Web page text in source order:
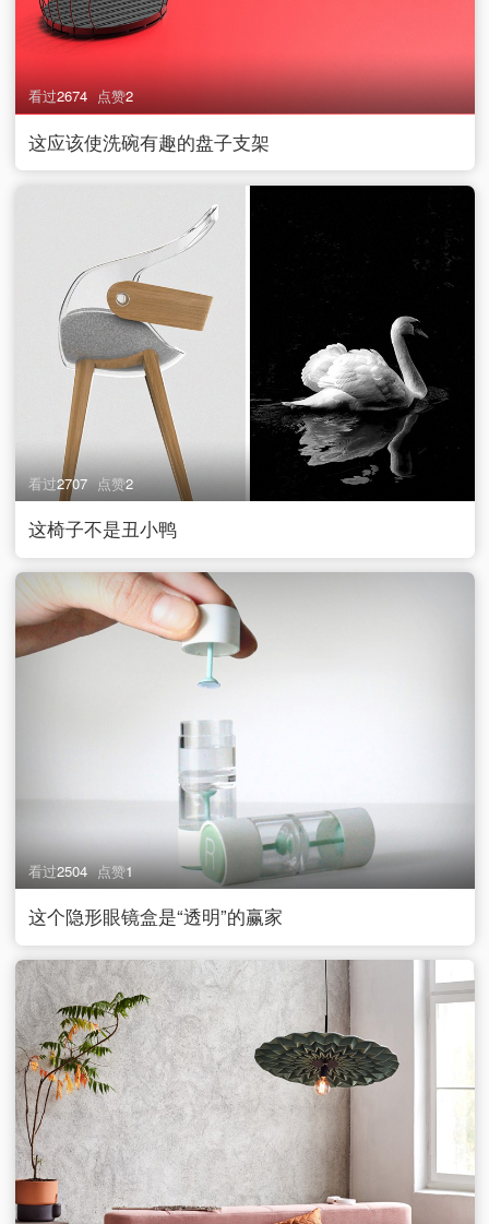
看过2674 点赞2
这应该使洗碗有趣的盘子支架
看过2707 点赞2
这椅子不是丑小鸭
看过2504 点赞1
这个隐形眼镜盒是“透明”的赢家